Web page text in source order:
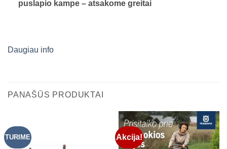
puslapio kampe – atsakome greitai
Daugiau info
PANAŠŪS PRODUKTAI
TURIME Akcija!